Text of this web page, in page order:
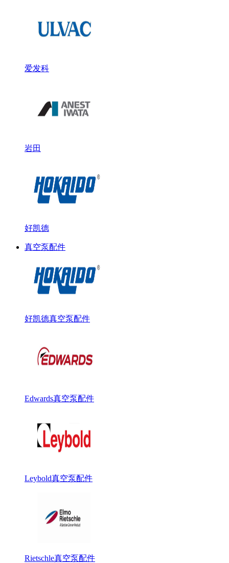
爱发科
岩田
好凯德
真空泵配件
好凯德真空泵配件
Edwards真空泵配件
Leybold真空泵配件
Rietschle真空泵配件